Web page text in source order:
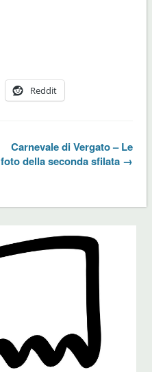
Reddit
Carnevale di Vergato – Le
foto della seconda sfilata →